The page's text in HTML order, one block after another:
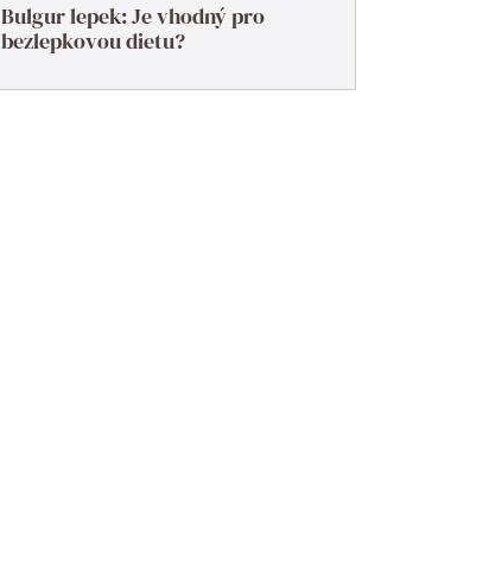
Bulgur lepek: Je vhodný pro
bezlepkovou dietu?